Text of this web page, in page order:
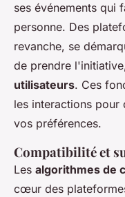
ses événements qui
personne. Des
revanche, se
de prendre
utilisateurs. Ces
les interactions pour
vos préférences.
Compatibilité et
Les algorithmes de
cœur des